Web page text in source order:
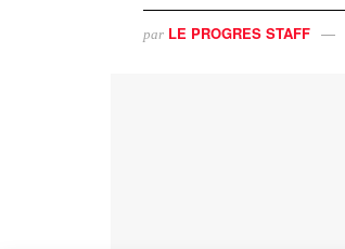
par LE PROGRES STAFF